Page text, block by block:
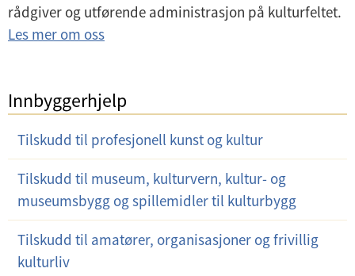
rådgiver og utførende administrasjon på kulturfeltet.
Les mer om oss
Innbyggerhjelp
Tilskudd til profesjonell kunst og kultur
Tilskudd til museum, kulturvern, kultur- og
museumsbygg og spillemidler til kulturbygg
Tilskudd til amatører, organisasjoner og frivillig
kulturliv